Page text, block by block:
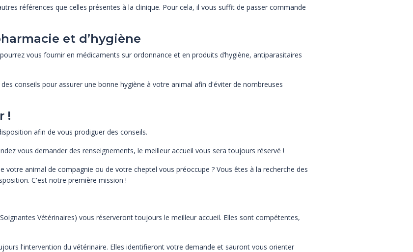
références que celles présentes à la clinique. Pour cela, il vous suffit de passer commande
et d’hygiène
vous fournir en médicaments sur ordonnance et en produits d’hygiène, antiparasitaires
conseils pour assurer une bonne hygiène à votre animal afin d'éviter de nombreuses
!
afin de vous prodiguer des conseils.
vous demander des renseignements, le meilleur accueil vous sera toujours réservé !
votre animal de compagnie ou de votre cheptel vous préoccupe ? Vous êtes à la recherche des
C'est notre première mission !
Vétérinaires) vous réserveront toujours le meilleur accueil. Elles sont compétentes,
l'intervention du vétérinaire. Elles identifieront votre demande et sauront vous orienter